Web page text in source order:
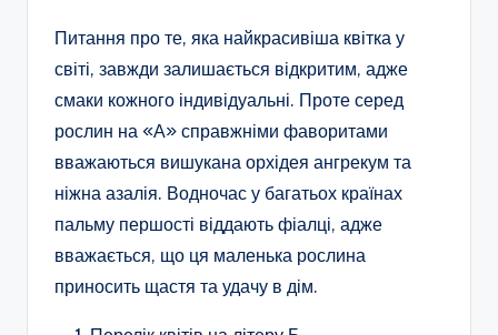
Питання про те, яка найкрасивіша квітка у
світі, завжди залишається відкритим, адже
смаки кожного індивідуальні. Проте серед
рослин на «А» справжніми фаворитами
вважаються вишукана орхідея ангрекум та
ніжна азалія. Водночас у багатьох країнах
пальму першості віддають фіалці, адже
вважається, що ця маленька рослина
приносить щастя та удачу в дім.